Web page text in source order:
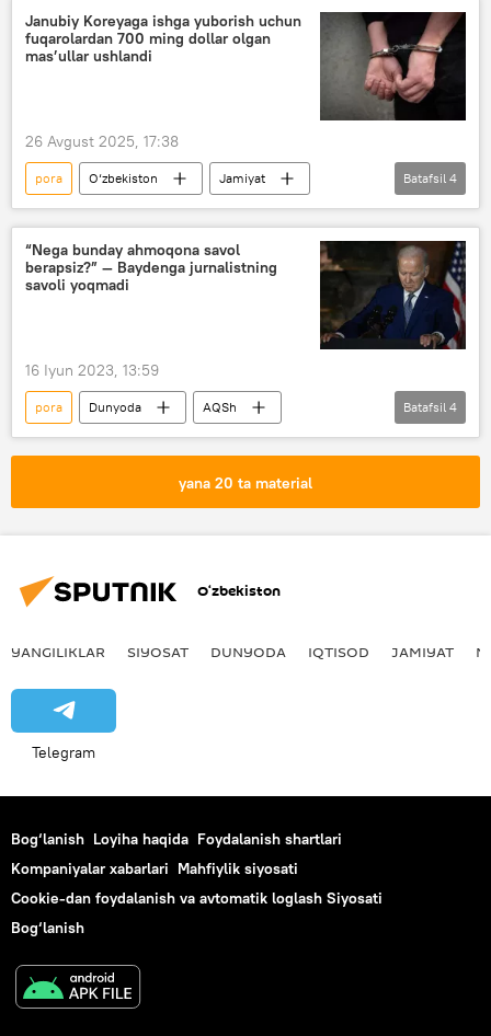
firibgarlik
korrupsiya
Janubiy Koreyaga ishga yuborish uchun
fuqarolardan 700 ming dollar olgan
mas’ullar ushlandi
26 Avgust 2025, 17:38
pora O‘zbekiston
Jamiyat
jinoyat
Jinoyat kodeksi
firibgarlik
Migratsiya agentligi
Batafsil 4
“Nega bunday ahmoqona savol
berapsiz?” — Baydenga jurnalistning
savoli yoqmadi
16 Iyun 2023, 13:59
pora Dunyoda
AQSh
Jo Bayden
Ukraina
Batafsil 4
yana 20 ta material
O‘zbekiston
YANGILIKLAR SIYOSAT DUNYODA IQTISOD JAMIYAT
Telegram
Bog‘lanish Loyiha haqida Foydalanish shartlari
Kompaniyalar xabarlari Mahfiylik siyosati
Cookie-dan foydalanish va avtomatik loglash Siyosati
Bog‘lanish